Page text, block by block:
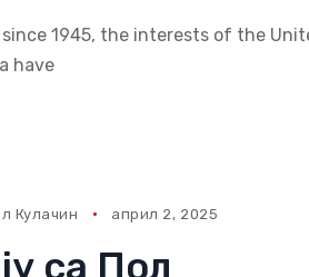
1945, the interests of the
have
Кулачин април 2, 2025
са Пол